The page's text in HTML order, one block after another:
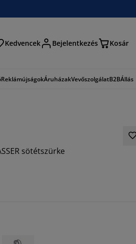
Kedvencek Bejelentkezés Kosár
ReklámújságokÁruházakVevőszolgálatB2BÁllás
sötétszürke